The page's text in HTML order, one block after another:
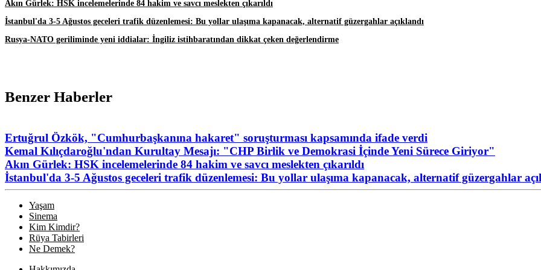
Akın Gürlek: HSK incelemelerinde 84 hakim ve savcı meslekten çıkarıldı
İstanbul'da 3-5 Ağustos geceleri trafik düzenlemesi: Bu yollar ulaşıma kapanacak, alternatif güzergahlar açıklandı
Rusya-NATO geriliminde yeni iddialar: İngiliz istihbaratından dikkat çeken değerlendirme
Benzer Haberler
Ertuğrul Özkök, "Cumhurbaşkanına hakaret" soruşturması kapsamında ifade verdi
Kemal Kılıçdaroğlu'ndan Kurultay Mesajı: "CHP Birlik ve Demokrasi İçinde Yeni Sürece Giriyor"
Akın Gürlek: HSK incelemelerinde 84 hakim ve savcı meslekten çıkarıldı
İstanbul'da 3-5 Ağustos geceleri trafik düzenlemesi: Bu yollar ulaşıma kapanacak, alternatif güzergahlar
Yaşam
Sinema
Kim Kimdir?
Rüya Tabirleri
Ne Demek?